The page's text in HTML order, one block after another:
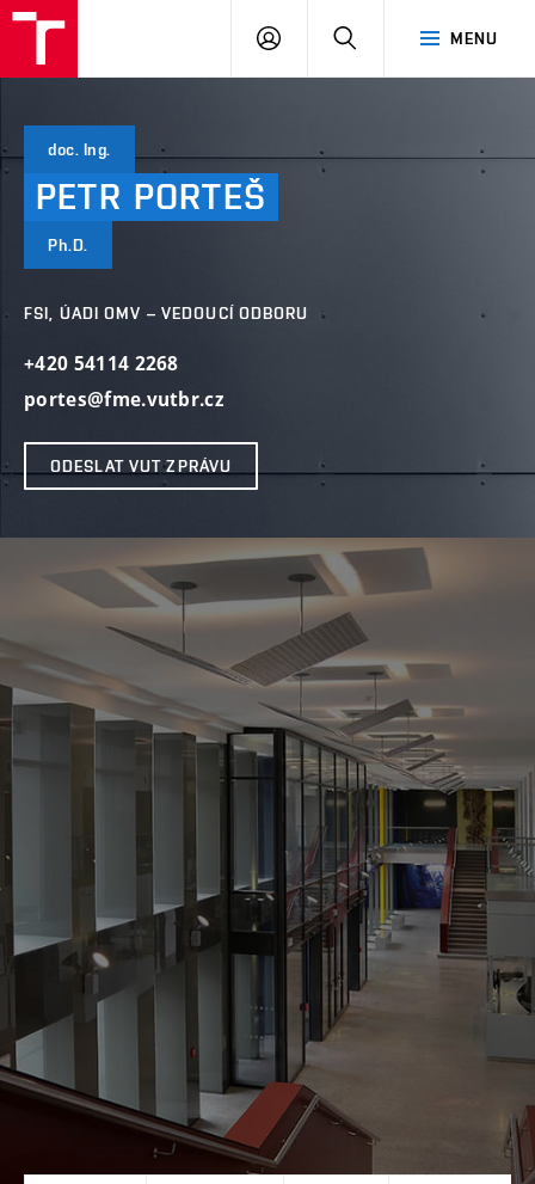
MENU
PŘIHLÁSIT
doc. Ing.
PETR PORTEŠ
Ph.D.
FSI, ÚADI OMV – VEDOUCÍ ODBORU
+420 54114 2268
portes@fme.vutbr.cz
ODESLAT VUT ZPRÁVU